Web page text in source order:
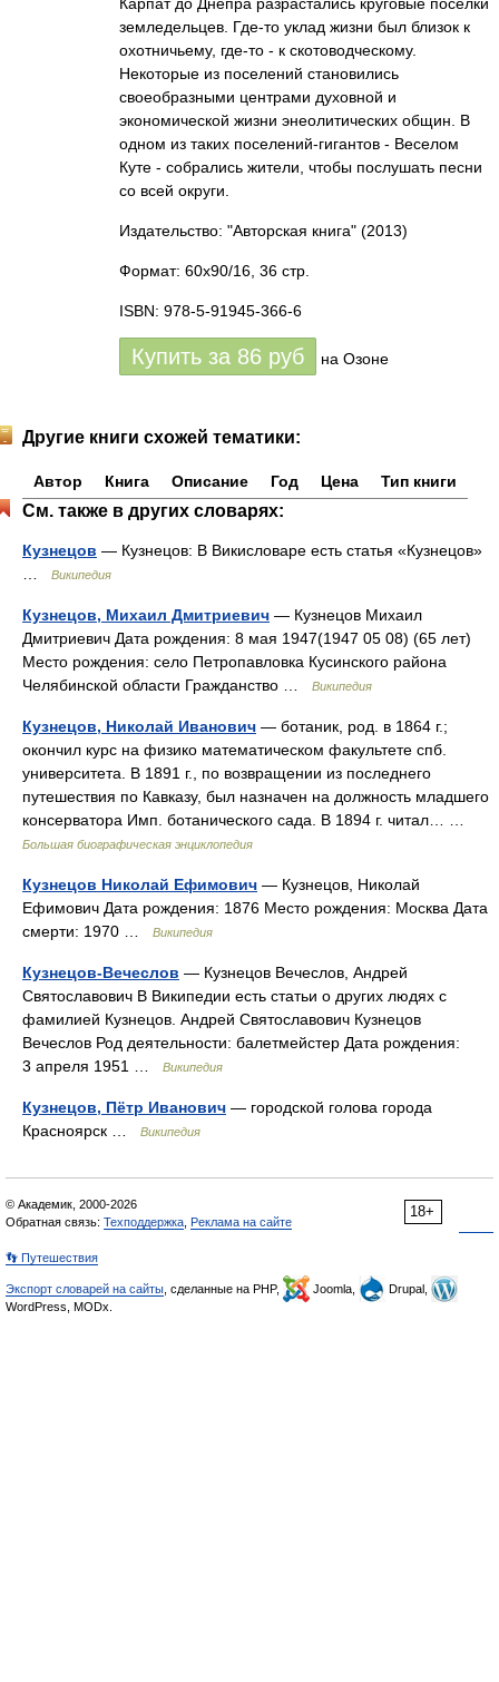
земледельцев. Где-то уклад жизни был близок к
охотничьему, где-то - к скотоводческому.
Некоторые из поселений становились
своеобразными центрами духовной и
экономической жизни энеолитических общин. В
одном из таких поселений-гигантов - Веселом
Куте - собрались жители, чтобы послушать песни
со всей округи.
Издательство: "Авторская книга" (2013)
Формат: 60x90/16, 36 стр.
ISBN: 978-5-91945-366-6
Купить за 86 руб на Озоне
Другие книги схожей тематики:
Автор Книга Описание Год Цена Тип книги
См. также в других словарях:
Кузнецов — Кузнецов: В Викисловаре есть статья «Кузнецов»
Википедия
Кузнецов, Михаил Дмитриевич — Кузнецов Михаил
Дмитриевич Дата рождения: 8 мая 1947(1947 05 08) (65 лет)
Место рождения: село Петропавловка Кусинского района
Челябинской области Гражданство …
Википедия
Кузнецов, Николай Иванович — ботаник, род. в 1864 г.;
окончил курс на физико математическом факультете спб.
университета. В 1891 г., по возвращении из последнего
путешествия по Кавказу, был назначен на должность младшего
консерватора Имп. ботанического сада. В 1894 г. читал… …
Большая биографическая энциклопедия
Кузнецов Николай Ефимович — Кузнецов, Николай
Ефимович Дата рождения: 1876 Место рождения: Москва Дата
смерти: 1970 …
Википедия
Кузнецов-Вечеслов — Кузнецов Вечеслов, Андрей
Святославович В Википедии есть статьи о других людях с
фамилией Кузнецов. Андрей Святославович Кузнецов
Вечеслов Род деятельности: балетмейстер Дата рождения:
3 апреля 1951 …
Википедия
Кузнецов, Пётр Иванович — городской голова города
Красноярск …
Википедия
18+
© Академик, 2000-2026
Обратная связь: Техподдержка Реклама на сайте
👣 Путешествия
Экспорт словарей на сайты , сделанные на PHP, Joomla,
Drupal,
WordPress, MODx.